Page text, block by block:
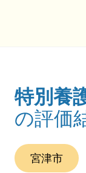
(ページのタイ
特別養
の評価
この事業所の所
宮津市